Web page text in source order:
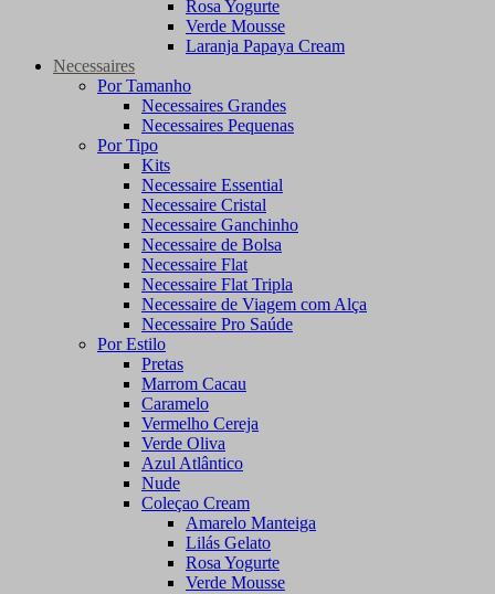
Rosa Yogurte
Verde Mousse
Laranja Papaya Cream
Necessaires
Por Tamanho
Necessaires Grandes
Necessaires Pequenas
Por Tipo
Kits
Necessaire Essential
Necessaire Cristal
Necessaire Ganchinho
Necessaire de Bolsa
Necessaire Flat
Necessaire Flat Tripla
Necessaire de Viagem com Alça
Necessaire Pro Saúde
Por Estilo
Pretas
Marrom Cacau
Caramelo
Vermelho Cereja
Verde Oliva
Azul Atlântico
Nude
Coleçao Cream
Amarelo Manteiga
Lilás Gelato
Rosa Yogurte
Verde Mousse